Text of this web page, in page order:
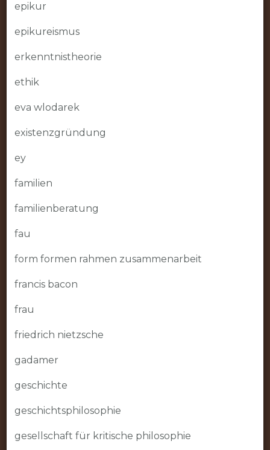
epikur
epikureismus
erkenntnistheorie
ethik
eva wlodarek
existenzgründung
ey
familien
familienberatung
fau
form formen rahmen zusammenarbeit
francis bacon
frau
friedrich nietzsche
gadamer
geschichte
geschichtsphilosophie
gesellschaft für kritische philosophie